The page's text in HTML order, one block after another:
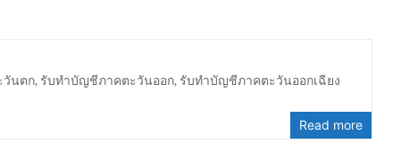
วันตก, รับทำบัญชีภาคตะวันออก, รับทำบัญชีภาคตะวันออกเฉียง
Read more